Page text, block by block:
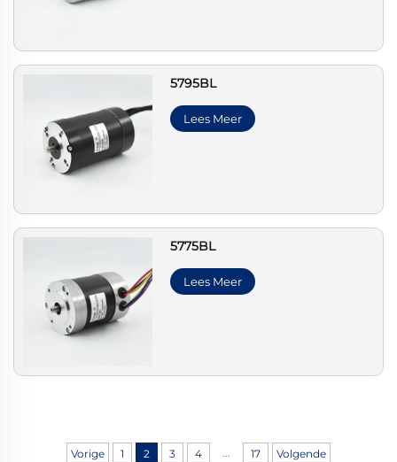
5795BL
Lees Meer
5775BL
Lees Meer
Vorige 1 2 3 4 ... 17 Volgende